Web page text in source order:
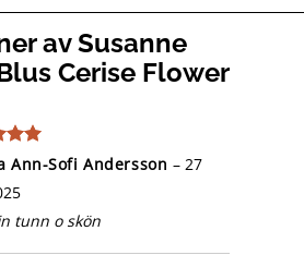
avSusanne
Cerise Flower
5
Ann-Sofi Andersson – 27
tunn o skön